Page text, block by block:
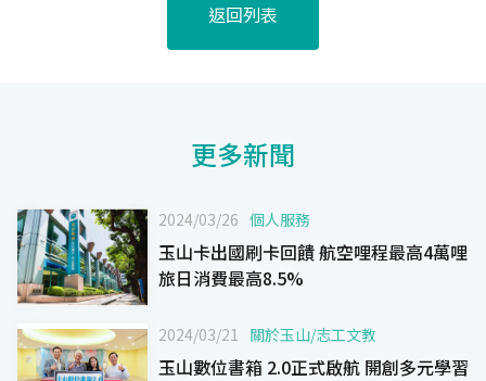
返回列表
更多新聞
2024/03/26 個人服務
玉山卡出國刷卡回饋 航空哩程最高4萬哩
旅日消費最高8.5%
2024/03/21 關於玉山/志工文教
玉山數位書箱 2.0正式啟航 開創多元學習